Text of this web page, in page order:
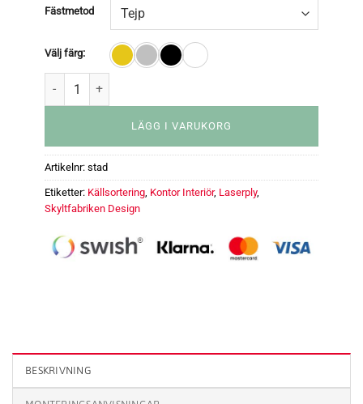
Fästmetod
Välj färg:
LÄGG I VARUKORG
Artikelnr: stad
Etiketter: Källsortering Kontor Interiör, Laserply,
Skyltfabriken Design
BESKRIVNING